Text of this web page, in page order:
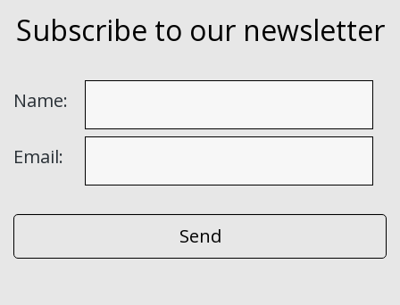
Subscribe to our newsletter
Name:
Email: